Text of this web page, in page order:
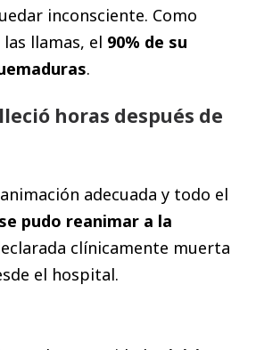
inconsciente. Como
llamas, el 90% de su
.
horas después de
adecuada y todo el
pudo reanimar a la
clínicamente muerta
el hospital.